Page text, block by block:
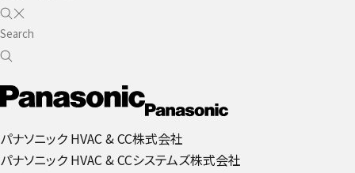
パナソニック HVAC & CC株式会社
パナソニック HVAC & CCシステムズ株式会社